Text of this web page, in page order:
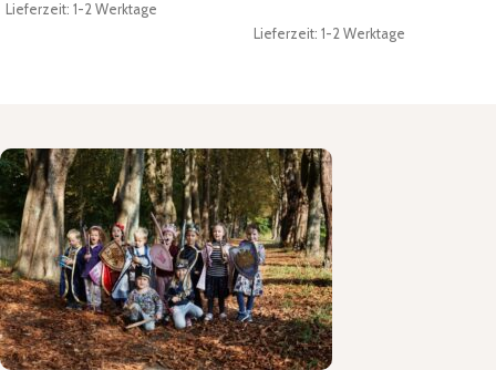
Lieferzeit: 1-2 Werktage
Lieferzeit: 1-2 Werktage